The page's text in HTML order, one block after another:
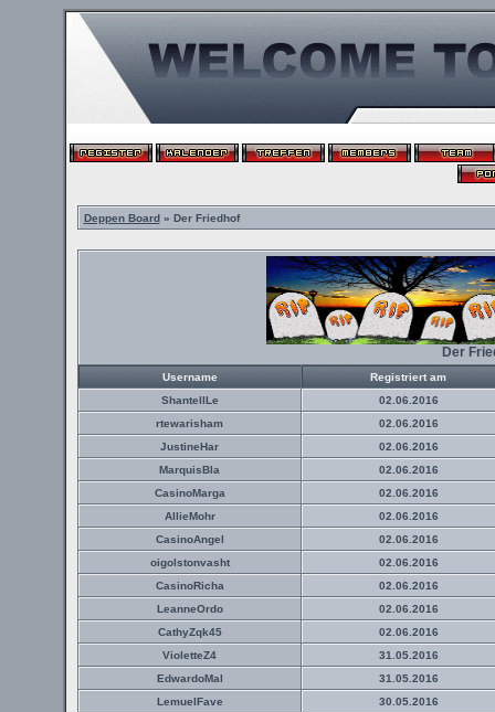
Deppen Board» Der Friedhof
Der
Username
Registriert am
ShantellLe
02.06.2016
rtewarisham
02.06.2016
JustineHar
02.06.2016
MarquisBla
02.06.2016
CasinoMarga
02.06.2016
AllieMohr
02.06.2016
CasinoAngel
02.06.2016
oigolstonvasht
02.06.2016
CasinoRicha
02.06.2016
LeanneOrdo
02.06.2016
CathyZqk45
02.06.2016
VioletteZ4
31.05.2016
EdwardoMal
31.05.2016
LemuelFave
30.05.2016